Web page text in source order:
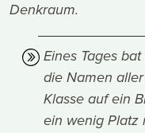
Denkraum.
Eines Tages
die Namen
Klasse auf ein
ein wenig Platz